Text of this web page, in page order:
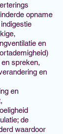
opname
en
spreken,
en
en
de
waardoor